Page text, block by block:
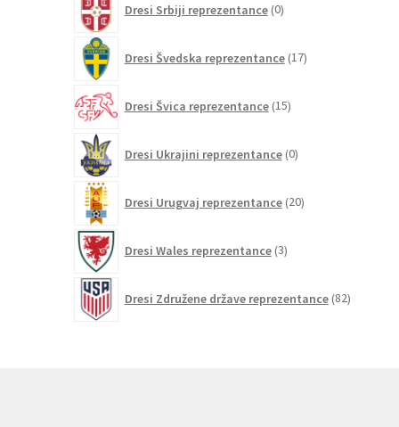
Dresi Srbiji reprezentance 0izdelkov
Dresi Švedska reprezentance 17izdelkov
Dresi Švica reprezentance 15izdelkov
Dresi Ukrajini reprezentance 0izdelkov
Dresi Urugvaj reprezentance 20izdelkov
Dresi Wales reprezentance 3izdelki
Dresi Združene države reprezentance 82izdelkov